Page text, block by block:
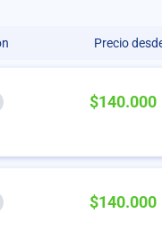
Precio
$140.000
$140.000